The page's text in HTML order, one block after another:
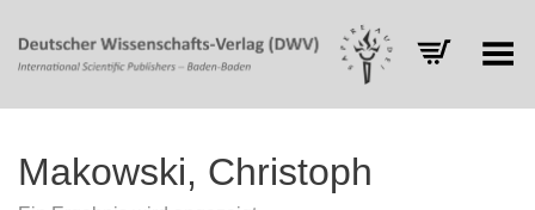
Toggle Menu
Makowski, Christoph